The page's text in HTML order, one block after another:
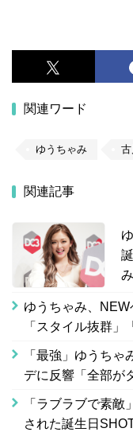
関連ワード
ゆうちゃみ
関連記事
ゆうちゃみ、
「スタイル抜群」
「最強」ゆうち
デに反響「全部が
「ラブラブで素
された誕生日